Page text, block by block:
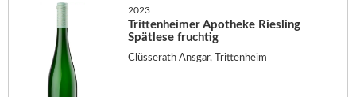
2023
Trittenheimer Apotheke Riesling
Spätlese fruchtig
Clüsserath Ansgar, Trittenheim